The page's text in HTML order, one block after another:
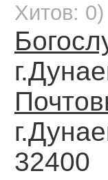
Хитов: 0)
32400